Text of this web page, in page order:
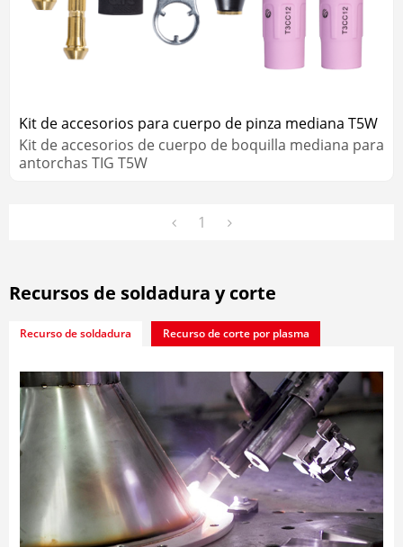
Kit de accesorios para cuerpo de pinza mediana T5W
Kit de accesorios de cuerpo de boquilla mediana para
antorchas TIG T5W
1
Recursos de soldadura y corte
Recurso de soldadura Recurso de corte por plasma